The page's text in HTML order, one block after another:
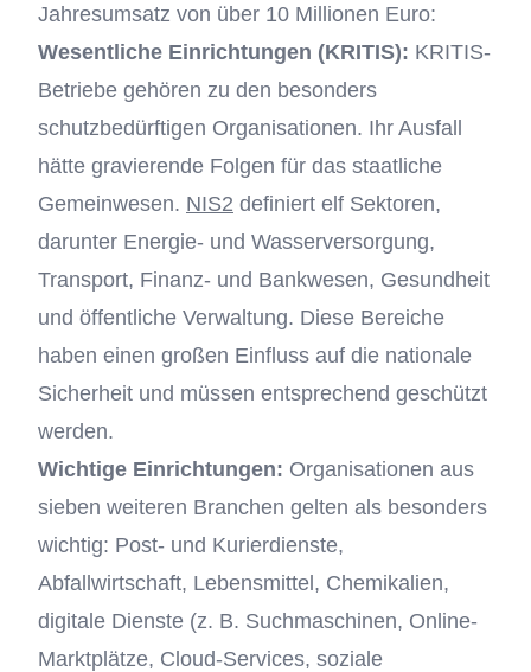
Jahresumsatz von über 10 Millionen Euro:
Wesentliche Einrichtungen (KRITIS): KRITIS-
Betriebe gehören zu den besonders
schutzbedürftigen Organisationen. Ihr Ausfall
hätte gravierende Folgen für das staatliche
Gemeinwesen. NIS2 definiert elf Sektoren,
darunter Energie- und Wasserversorgung,
Transport, Finanz- und Bankwesen, Gesundheit
und öffentliche Verwaltung. Diese Bereiche
haben einen großen Einfluss auf die nationale
Sicherheit und müssen entsprechend geschützt
werden.
Wichtige Einrichtungen: Organisationen aus
sieben weiteren Branchen gelten als besonders
wichtig: Post- und Kurierdienste,
Abfallwirtschaft, Lebensmittel, Chemikalien,
digitale Dienste (z. B. Suchmaschinen, Online-
Marktplätze, Cloud-Services, soziale